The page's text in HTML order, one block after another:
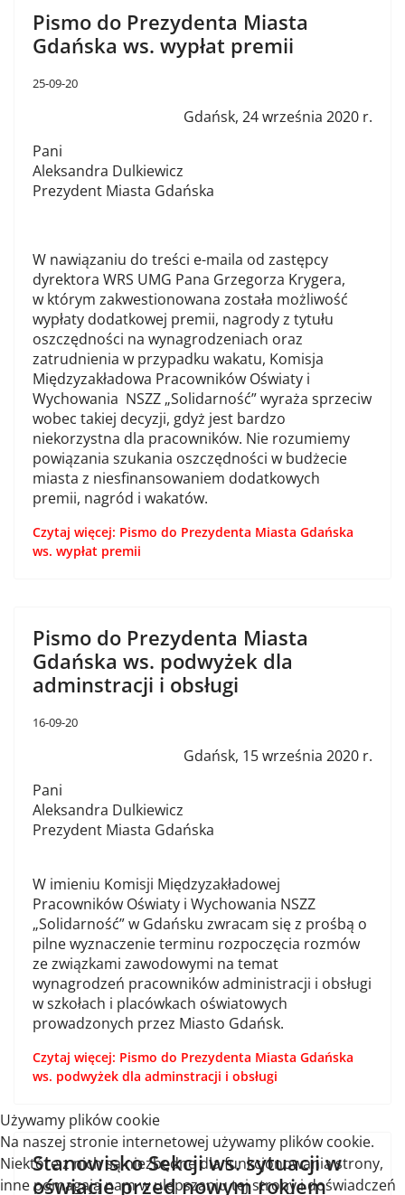
Pismo do Prezydenta Miasta
Gdańska ws. wypłat premii
25-09-20
Gdańsk, 24 września 2020 r.
Pani
Aleksandra Dulkiewicz
Prezydent Miasta Gdańska
W nawiązaniu do treści e-maila od zastępcy
dyrektora WRS UMG Pana Grzegorza Krygera,
w którym zakwestionowana została możliwość
wypłaty dodatkowej premii, nagrody z tytułu
oszczędności na wynagrodzeniach oraz
zatrudnienia w przypadku wakatu, Komisja
Międzyzakładowa Pracowników Oświaty i
Wychowania NSZZ „Solidarność” wyraża sprzeciw
wobec takiej decyzji, gdyż jest bardzo
niekorzystna dla pracowników. Nie rozumiemy
powiązania szukania oszczędności w budżecie
miasta z niesfinansowaniem dodatkowych
premii, nagród i wakatów.
Czytaj więcej: Pismo do Prezydenta Miasta Gdańska
ws. wypłat premii
Pismo do Prezydenta Miasta
Gdańska ws. podwyżek dla
adminstracji i obsługi
16-09-20
Gdańsk, 15 września 2020 r.
Pani
Aleksandra Dulkiewicz
Prezydent Miasta Gdańska
W imieniu Komisji Międzyzakładowej
Pracowników Oświaty i Wychowania NSZZ
„Solidarność” w Gdańsku zwracam się z prośbą o
pilne wyznaczenie terminu rozpoczęcia rozmów
ze związkami zawodowymi na temat
wynagrodzeń pracowników administracji i obsługi
w szkołach i placówkach oświatowych
prowadzonych przez Miasto Gdańsk.
Czytaj więcej: Pismo do Prezydenta Miasta Gdańska
ws. podwyżek dla adminstracji i obsługi
Stanowisko Sekcji ws. sytuacji w
oświacie przed nowym rokiem
Używamy plików cookie
Na naszej stronie internetowej używamy plików cookie.
Niektóre z nich są niezbędne dla funkcjonowania strony,
inne pomagają nam w ulepszaniu tej strony i doświadczeń